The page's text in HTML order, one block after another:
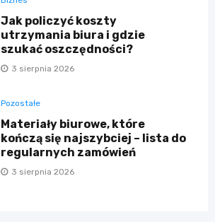
Jak policzyć koszty
utrzymania biura i gdzie
szukać oszczędności?
3 sierpnia 2026
Pozostałe
Materiały biurowe, które
kończą się najszybciej – lista do
regularnych zamówień
3 sierpnia 2026